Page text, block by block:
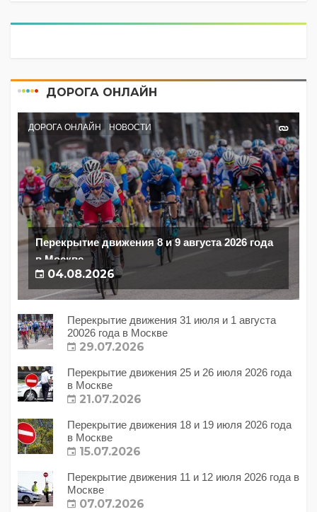
ДОРОГА ОНЛАЙН
ДОРОГА ОНЛАЙН НОВОСТИ
Перекрытие движения 8 и 9 августа 2026 года
в Москве
04.08.2026
Перекрытие движения 31 июля и 1 августа
20026 года в Москве
29.07.2026
Перекрытие движения 25 и 26 июля 2026 года
в Москве
21.07.2026
Перекрытие движения 18 и 19 июля 2026 года
в Москве
15.07.2026
Перекрытие движения 11 и 12 июля 2026 года в
Москве
07.07.2026